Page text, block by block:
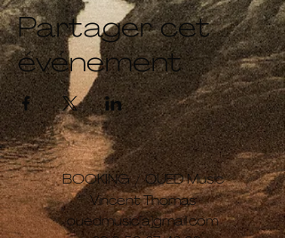
Partager cet
événement
BOOKING /OUED Music
Vincent Thomas
ouedmusic[a]gmail.com